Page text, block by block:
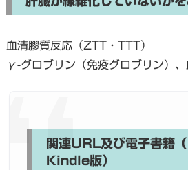
血清膠質反応（ZTT・TTT）
γ-グロブリン（免疫グロブリン）
関連URL及び電子書籍
Kindle版）